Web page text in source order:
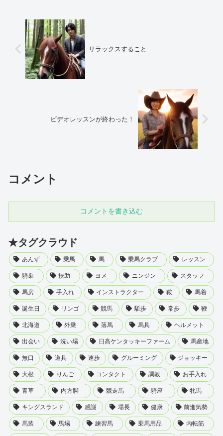
リラックスすること
ビデオレッスンが終わった！
コメント
コメントを書き込む
★タグクラウド
あんず 乗馬 馬 乗馬クラブ レッスン
騎乗 扶助 ヨメ ニンジン スタッフ
馬房 手入れ インストラクター 鞍 馬着
誕生日 リンゴ 競馬 駈歩 常歩 鞭
北海道 外乗 落馬 馬具 ヘルメット
出会い 洗い場 日高ケンタッキーファーム 馬産地
無口 道具 速歩 グルーミング ジョッキー
大根 りんご コンタクト 調教 お手入れ
青草 内方脚 競走馬 騎座 牝馬
キングスランド 感謝 場長 健康 前進気勢
馬装 馬場 練習馬 乗馬用品 内転筋